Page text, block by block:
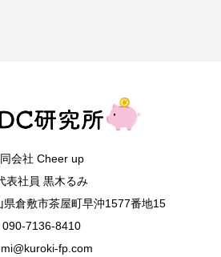
会社 Cheer up
表社員 黒木るみ
倉敷市茶屋町早沖1577番地15
090-7136-8410
fp.com